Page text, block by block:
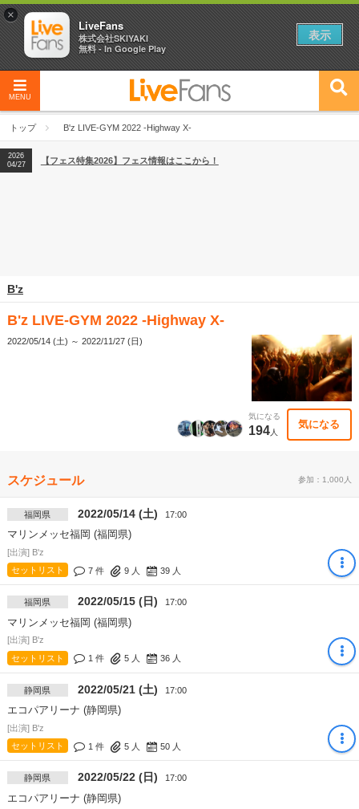
MENU
トップ B'z LIVE-GYM 2022 -Highway X-
2026
04/27
2026
【ライブ動員ランキング】2026年上半期編発表！
2026
04/27
【フェス特集2026】フェス情報はここから！
B'z
B'z LIVE-GYM 2022 -Highway X-
2022/05/14 (土) ～ 2022/11/27 (日)
気になる
194人
気になる
スケジュール 参加：1,000人
福岡県 2022/05/14 (土) 17:00
マリンメッセ福岡 (福岡県)
[出演] B'z
セットリスト
7 件 9人 39人
福岡県 2022/05/15 (日) 17:00
マリンメッセ福岡 (福岡県)
[出演] B'z
セットリスト
1 件 5人 36人
静岡県 2022/05/21 (土) 17:00
エコパアリーナ (静岡県)
[出演] B'z
セットリスト
1 件 5人 50人
静岡県 2022/05/22 (日) 17:00
エコパアリーナ (静岡県)
×
LiveFans
株式会社SKIYAKI
無料 - In Google Play
表示